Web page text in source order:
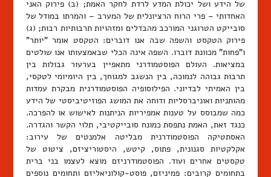
של הידע ושל יכולת המדע לרדת לחקר האמת; (ב) פירוק האני
האחדותי – פרי הרוח הרציונלית של המערב – והמרתו במודל של
סובייקט הטרוגני המורכב מהבדלים ומזהויות תרבותיות רבות; (ג)
פירוק הטקסט והשפה שבה אנו דוברים: הטקסט אומר "יותר"
ו"פחות" מכוונת דוברו. השפה אינה הכלי שבאמצעותו אנו שולטים
במציאות. העולם הפוסטמודרני מתאפיין בערעור גבולות בין
תרבות גבוהה לנמוכה, בין הנשגב למגוחך, בין היומיומי לטקסי,
בין האמיתי לבדיוני. הפילוסופיה הפוסטמודרנית מבקרת עמדות
מהותניות ואוניברסליות ודוחה את המושג הפוזיטיביסטי של הידע
כמה שמבוסס על טענות אמפיריות הניתנות לאישוש או להפרכה.
כנגד זאת, האמת נתפסת כמונח סובייקטיבי, תלוי הקשר והגדרה.
האסתטיקה הפוסטמודרנית מבליטה אלמנטים של עירוב:
אקלקטיות סגנונית, פתוס, קיטש, היסטוריציזם, ציטוט של
טקסטים אחרים ועוד. הפוסטמודרניזם מוצא לעצמו בני ברית
בתחומים קרובים: פמיניזם, פוסט-קולוניאליזם ותחומים נוספים